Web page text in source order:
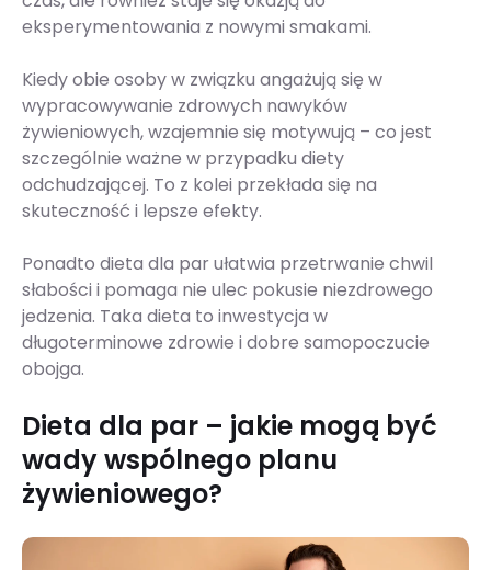
eksperymentowania z nowymi smakami.
Kiedy obie osoby w związku angażują się w
wypracowywanie zdrowych nawyków
żywieniowych, wzajemnie się motywują – co jest
szczególnie ważne w przypadku diety
odchudzającej. To z kolei przekłada się na
skuteczność i lepsze efekty.
Ponadto dieta dla par ułatwia przetrwanie chwil
słabości i pomaga nie ulec pokusie niezdrowego
jedzenia. Taka dieta to inwestycja w
długoterminowe zdrowie i dobre samopoczucie
obojga.
Dieta dla par – jakie mogą być
wady wspólnego planu
żywieniowego?